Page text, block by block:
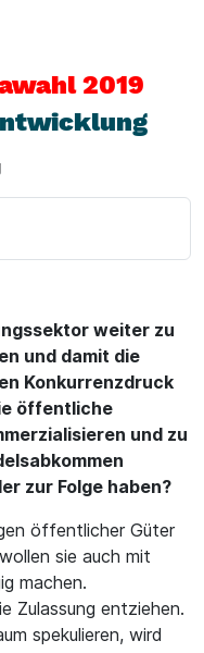
2019
weiter zu
und damit die
Konkurrenzdruck
öffentliche
und zu
zur Folge haben?
öffentlicher Güter
sie auch mit
machen.
Zulassung entziehen.
spekulieren, wird